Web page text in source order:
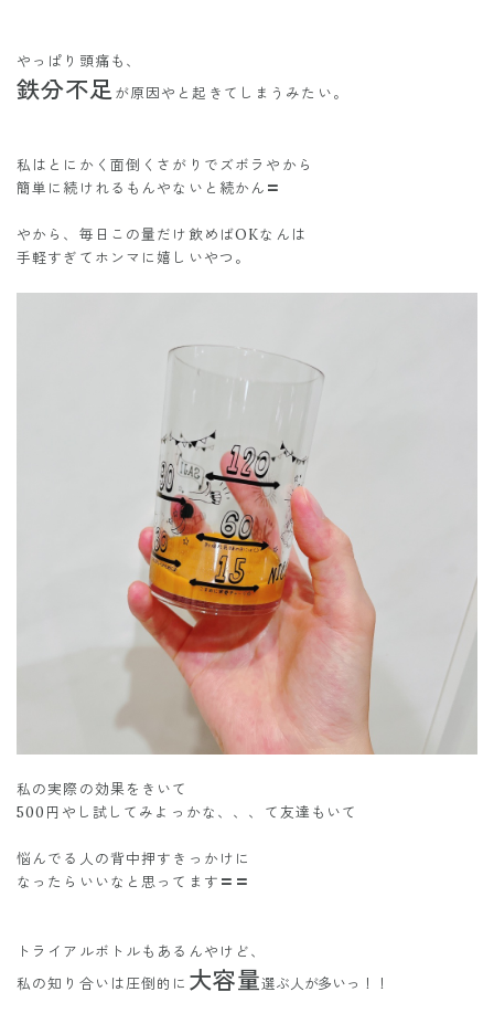
やっぱり頭痛も、
鉄分不足が原因やと起きてしまうみたい。
私はとにかく面倒くさがりでズボラやから
簡単に続けれるもんやないと続かん〓
やから、毎日この量だけ飲めばOKなんは
手軽すぎてホンマに嬉しいやつ。
私の実際の効果をきいて
500円やし試してみよっかな、、、て友達もいて
悩んでる人の背中押すきっかけに
なったらいいなと思ってます〓〓
トライアルボトルもあるんやけど、
私の知り合いは圧倒的に 大容量選ぶ人が多いっ！！